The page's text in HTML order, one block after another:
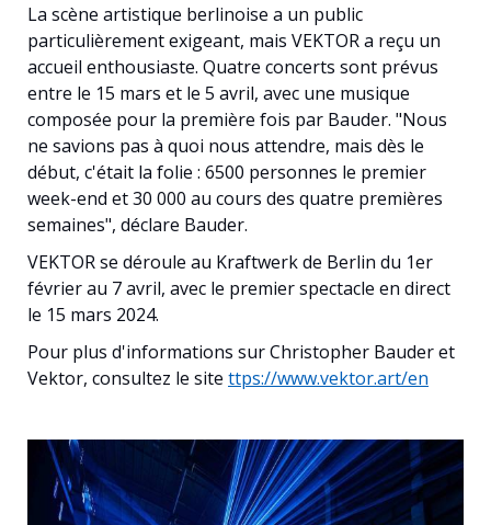
La scène artistique berlinoise a un public
particulièrement exigeant, mais VEKTOR a reçu un
accueil enthousiaste. Quatre concerts sont prévus
entre le 15 mars et le 5 avril, avec une musique
composée pour la première fois par Bauder. "Nous
ne savions pas à quoi nous attendre, mais dès le
début, c'était la folie : 6500 personnes le premier
week-end et 30 000 au cours des quatre premières
semaines", déclare Bauder.
VEKTOR se déroule au Kraftwerk de Berlin du 1er
février au 7 avril, avec le premier spectacle en direct
le 15 mars 2024.
Pour plus d'informations sur Christopher Bauder et
Vektor, consultez le site ttps://www.vektor.art/en